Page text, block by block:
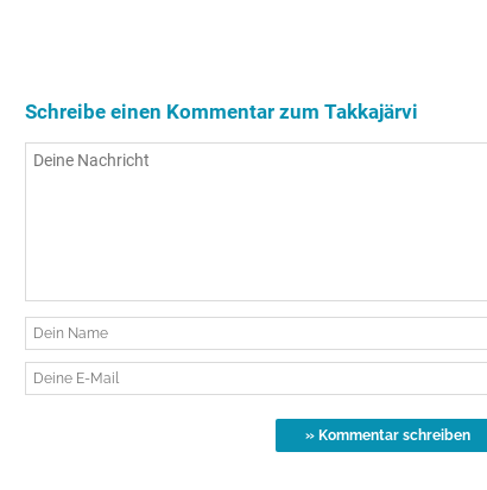
Schreibe einen Kommentar zum Takkajärvi